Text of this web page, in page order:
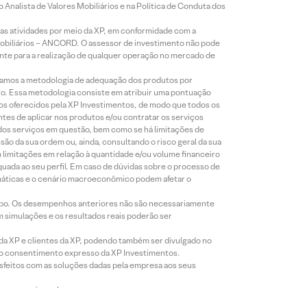
de Valores Mobiliários e na Política de Conduta dos
atividades por meio da XP, em conformidade com a
– ANCORD. O assessor de investimento não pode
para a realização de qualquer operação no mercado de
a metodologia de adequação dos produtos por
Essa metodologia consiste em atribuir uma pontuação
oferecidos pela XP Investimentos, de modo que todos os
de aplicar nos produtos e/ou contratar os serviços
serviços em questão, bem como se há limitações de
da sua ordem ou, ainda, consultando o risco geral da sua
em relação à quantidade e/ou volume financeiro
ao seu perfil. Em caso de dúvidas sobre o processo de
e o cenário macroeconômico podem afetar o
Os desempenhos anteriores não são necessariamente
e os resultados reais poderão ser
e clientes da XP, podendo também ser divulgado no
consentimento expresso da XP Investimentos.
com as soluções dadas pela empresa aos seus